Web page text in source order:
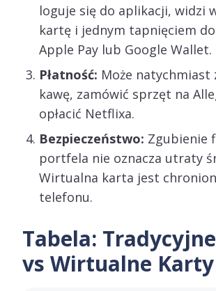
loguje się do aplikacji, widzi
kartę i jednym tapnięciem
Apple Pay lub Google Wallet.
Płatność: Może natychmiast
kawę, zamówić sprzęt na
opłacić Netflixa.
Bezpieczeństwo: Zgubienie
portfela nie oznacza utraty
Wirtualna karta jest
telefonu.
Tabela:
vs Wirtualne Karty